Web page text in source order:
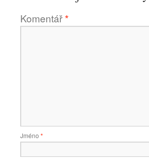
Komentář*
Jméno *